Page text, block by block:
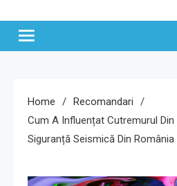
Home
Recomandari
Cum A Influențat Cutremurul Din
Siguranță Seismică Din România